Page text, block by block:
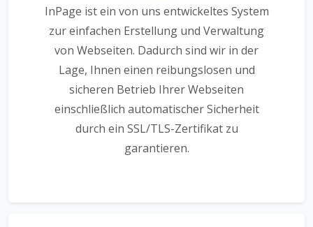
InPage ist ein von uns entwickeltes System
zur einfachen Erstellung und Verwaltung
von Webseiten. Dadurch sind wir in der
Lage, Ihnen einen reibungslosen und
sicheren Betrieb Ihrer Webseiten
einschließlich automatischer Sicherheit
durch ein SSL/TLS-Zertifikat zu
garantieren.